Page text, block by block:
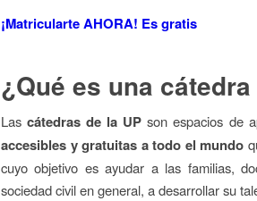
¡Matricularte AHORA! Es gratis
¿Qué es una cátedra
Lascátedras de la UP son espacios de
accesibles y gratuitas a todo el mundo
cuyo objetivo es ayudar a las familias,
sociedad civil en general, a desarrollar su